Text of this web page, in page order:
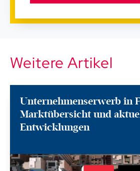
Weitere Artikel
Unternehmenserwerb in
Marktübersicht und
Entwicklungen